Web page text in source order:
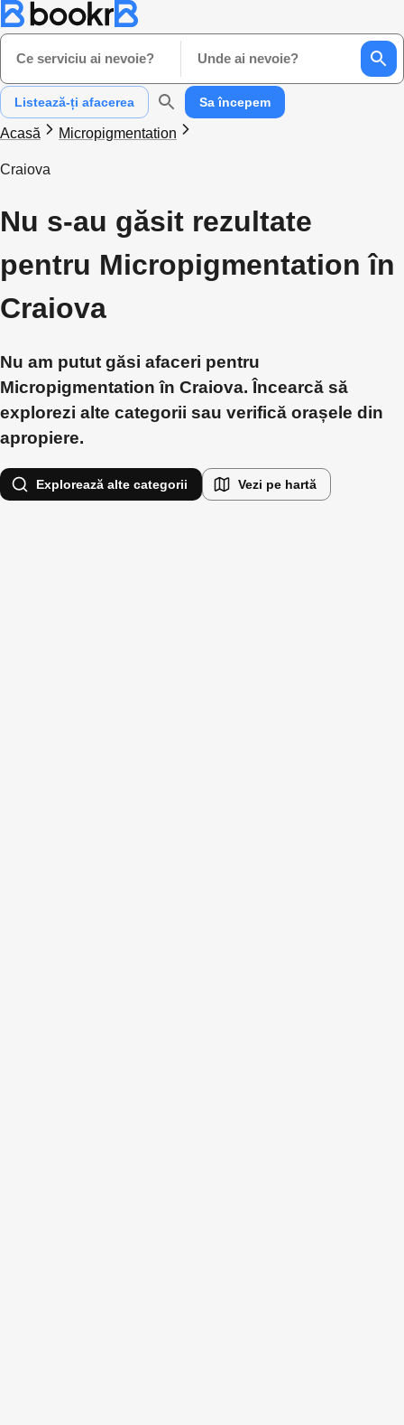
Ce serviciu ai nevoie? Unde ai nevoie?
Listează-ți afacerea Sa începem
Acasă Micropigmentation
Craiova
Nu s-au găsit rezultate
pentru Micropigmentation în
Craiova
Nu am putut găsi afaceri pentru
Micropigmentation în Craiova. Încearcă să
explorezi alte categorii sau verifică orașele din
apropiere.
Explorează alte categorii Vezi pe hartă